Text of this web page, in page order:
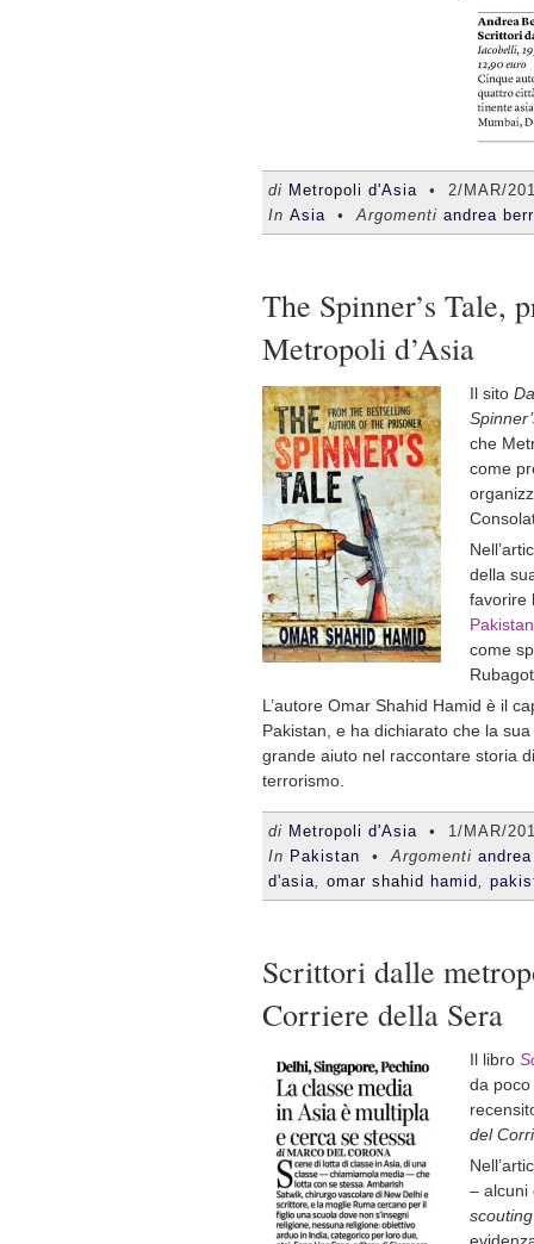
di Metropoli d'Asia • 2/MAR/
In Asia • Argomenti andrea
The Spinner’s Tale,
Metropoli d’Asia
Il sito
che
come
della
favorire
Pakistan
come
L’autore Omar Shahid Hamid è il
Pakistan, e ha dichiarato che la
grande aiuto nel raccontare storia
terrorismo.
di Metropoli d'Asia • 1/MAR/
In Pakistan • Argomenti
d'asia
omar shahid hamid
Scrittori dalle
Corriere della Sera
Il libro
da
del
– alcuni
scouting